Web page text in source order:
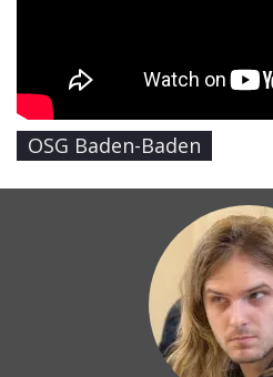
OSG Baden-Baden